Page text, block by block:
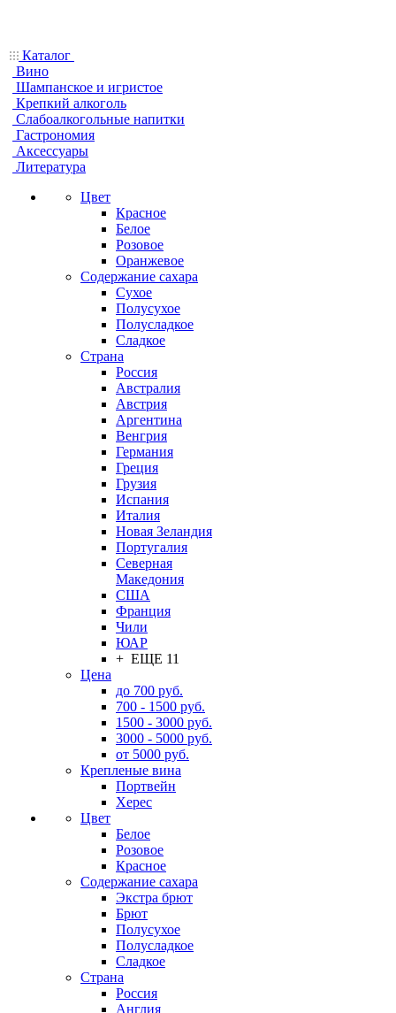
Каталог
Вино
Шампанское и игристое
Крепкий алкоголь
Слабоалкогольные напитки
Гастрономия
Аксессуары
Литература
Цвет
Красное
Белое
Розовое
Оранжевое
Содержание сахара
Сухое
Полусухое
Полусладкое
Сладкое
Страна
Россия
Австралия
Австрия
Аргентина
Венгрия
Германия
Греция
Грузия
Испания
Италия
Новая Зеландия
Португалия
Северная
Македония
США
Франция
Чили
ЮАР
+ ЕЩЕ 11
Цена
до 700 руб.
700 - 1500 руб.
1500 - 3000 руб.
3000 - 5000 руб.
от 5000 руб.
Крепленые вина
Портвейн
Херес
Цвет
Белое
Розовое
Красное
Содержание сахара
Экстра брют
Брют
Полусухое
Полусладкое
Сладкое
Страна
Россия
Англия